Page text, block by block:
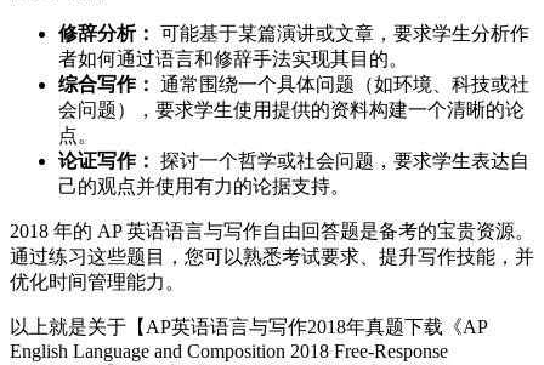
修辞分析： 可能基于某篇演讲或文章，要求学生分析作
者如何通过语言和修辞手法实现其目的。
综合写作： 通常围绕一个具体问题（如环境、科技或社
会问题），要求学生使用提供的资料构建一个清晰的论
点。
论证写作： 探讨一个哲学或社会问题，要求学生表达自
己的观点并使用有力的论据支持。
2018 年的 AP 英语语言与写作自由回答题是备考的宝贵资源。
通过练习这些题目，您可以熟悉考试要求、提升写作技能，并
优化时间管理能力。
以上就是关于【AP英语语言与写作2018年真题下载《AP
English Language and Composition 2018 Free-Response